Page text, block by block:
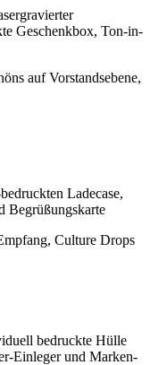
Geschenkbox, Ton-in-
auf Vorstandsebene,
Ladecase,
Begrüßungskarte
Culture Drops
bedruckte Hülle
Einleger und Marken-